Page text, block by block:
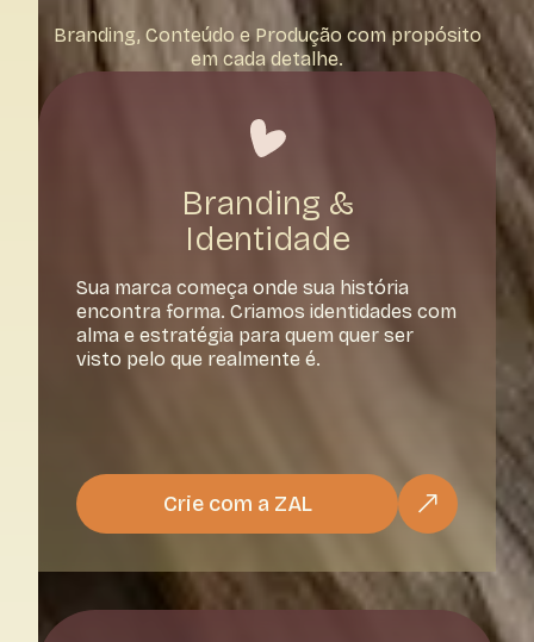
Branding, Conteúdo e Produção com propósito
em cada detalhe.
Branding &
Identidade
Sua marca começa onde sua história
encontra forma. Criamos identidades com
alma e estratégia para quem quer ser
visto pelo que realmente é.
Crie com a ZAL